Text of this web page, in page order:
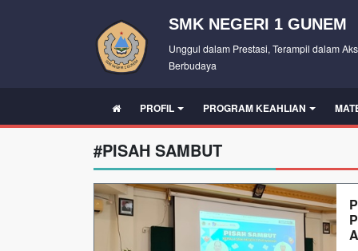
SMK NEGERI 1 GUNEM
Unggul dalam Prestasi, Terampil dalam
Berbudaya
PROFIL PROGRAM KEAHLIAN
#PISAH SAMBUT